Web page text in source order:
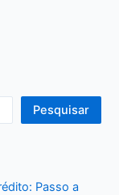
Pesquisar
Passo a